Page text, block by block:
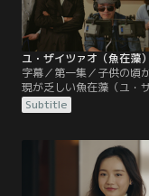
字幕／第一集／子供の頃
現が乏しい魚在藻（ユ・
オ）は、映像制作会社に
時期に文化財専門家の陶
を手伝うことになる。あ
（タオ・タン）が蘇（そ
でロケを行っていると、
てきた司会者は穆（ムー
Subtitle